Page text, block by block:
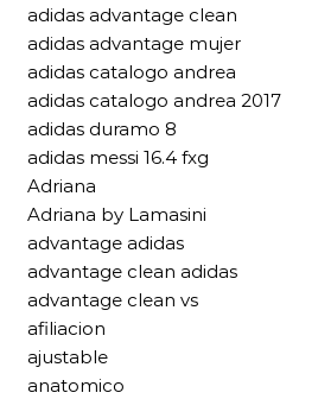
adidas advantage clean
adidas advantage mujer
adidas catalogo andrea
adidas catalogo andrea 2017
adidas duramo 8
adidas messi 16.4 fxg
Adriana
Adriana by Lamasini
advantage adidas
advantage clean adidas
advantage clean vs
afiliacion
ajustable
anatomico